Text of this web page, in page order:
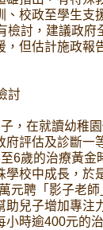
、校政至學生支
檢討，建議政府
，但估計施政報
討
，在就讀幼稚
府評估及診斷一
6歲的治療黃金
學校中成長，於
元聘「影子老
助兒子增加專注
小時逾400元的